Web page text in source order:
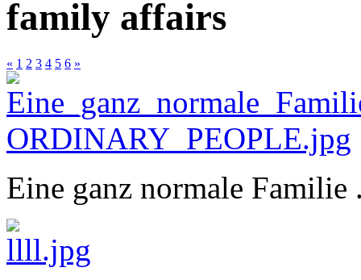
family affairs
« 1 2 3 4 5 6 »
Eine ganz normale